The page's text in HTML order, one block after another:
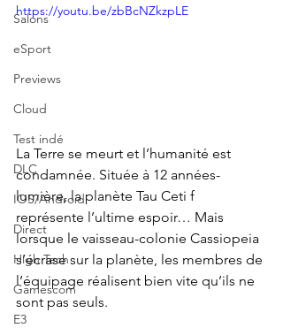
Salons
eSport
Previews
Cloud
Test indé
DLC
IOS/Android
Direct
High Tech
Gamescom
E3
https://youtu.be/zbBcNZkzpLE
La Terre se meurt et l’humanité est
condamnée. Située à 12 années-
lumière, la planète Tau Ceti f
représente l’ultime espoir… Mais
lorsque le vaisseau-colonie Cassiopeia
s’écrase sur la planète, les membres de
l’équipage réalisent bien vite qu’ils ne
sont pas seuls.